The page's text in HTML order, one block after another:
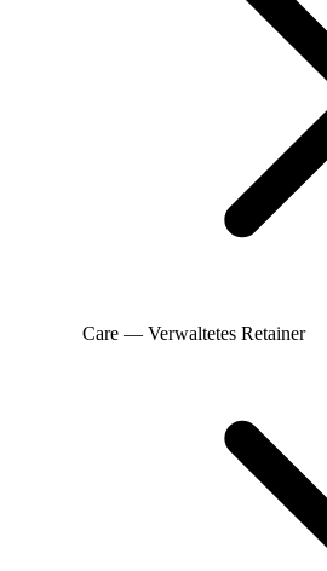
Care — Verwaltetes Retainer